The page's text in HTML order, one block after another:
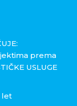
prema
USLUGE
let